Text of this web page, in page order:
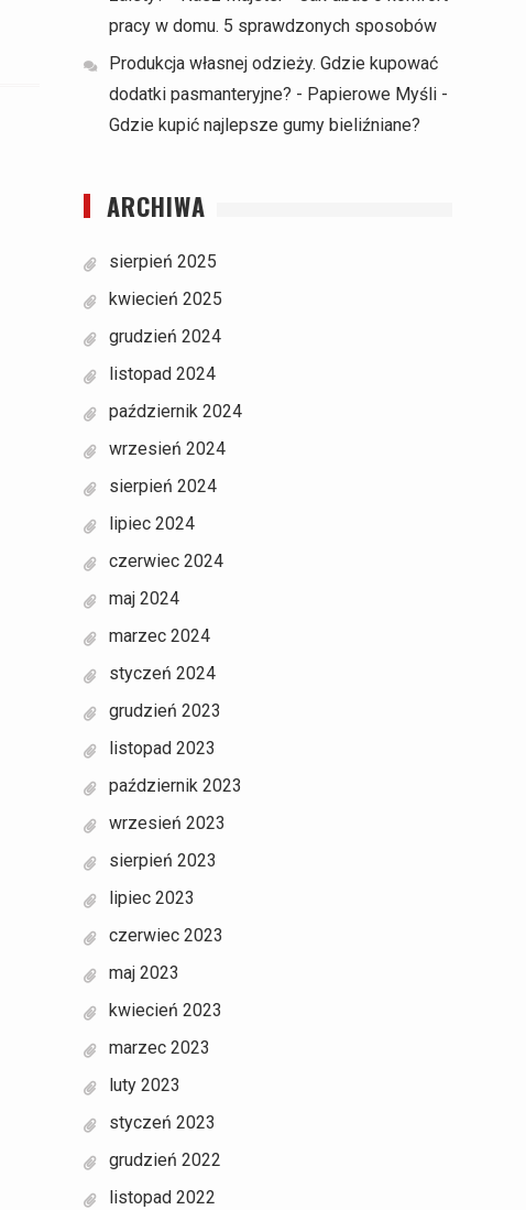
pracy w domu. 5 sprawdzonych sposobów
Produkcja własnej odzieży. Gdzie kupować
dodatki pasmanteryjne? - Papierowe Myśli -
Gdzie kupić najlepsze gumy bieliźniane?
ARCHIWA
sierpień 2025
kwiecień 2025
grudzień 2024
listopad 2024
październik 2024
wrzesień 2024
sierpień 2024
lipiec 2024
czerwiec 2024
maj 2024
marzec 2024
styczeń 2024
grudzień 2023
listopad 2023
październik 2023
wrzesień 2023
sierpień 2023
lipiec 2023
czerwiec 2023
maj 2023
kwiecień 2023
marzec 2023
luty 2023
styczeń 2023
grudzień 2022
listopad 2022